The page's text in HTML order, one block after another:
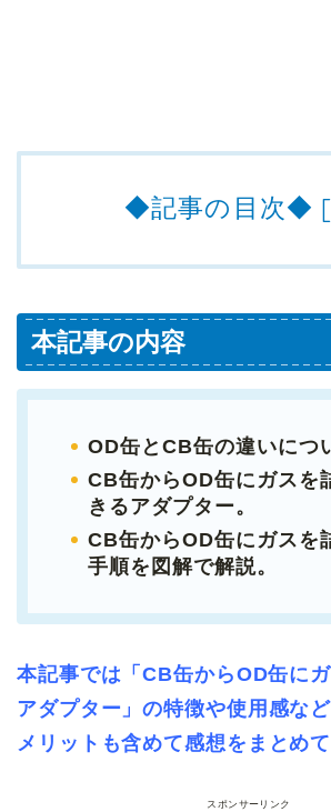
◆記事の目次◆
本記事の内容
OD缶とCB缶の違いにつ
CB缶からOD缶にガスを
きるアダプター。
CB缶からOD缶にガスを
手順を図解で解説。
本記事では「CB缶からOD缶に
アダプター」の特徴や使用感な
メリットも含めて感想をまとめて
スポンサーリンク